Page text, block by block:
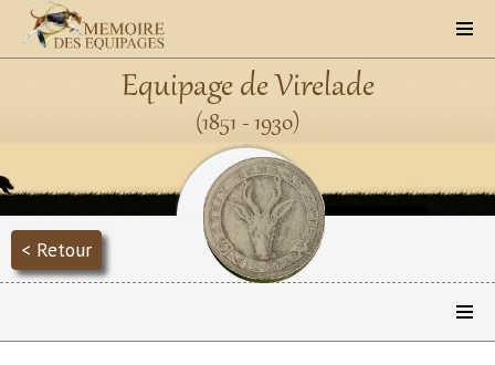
Equipage de Virelade
(1851 - 1930)
< Retour